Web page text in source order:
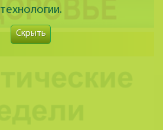
технологии.
Скрыть